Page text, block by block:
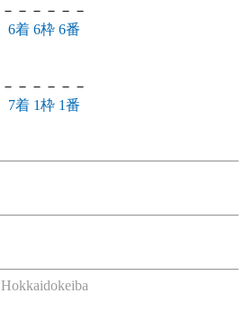
－－－－－－
6着 6枠 6番
－－－－－－
7着 1枠 1番
Hokkaidokeiba